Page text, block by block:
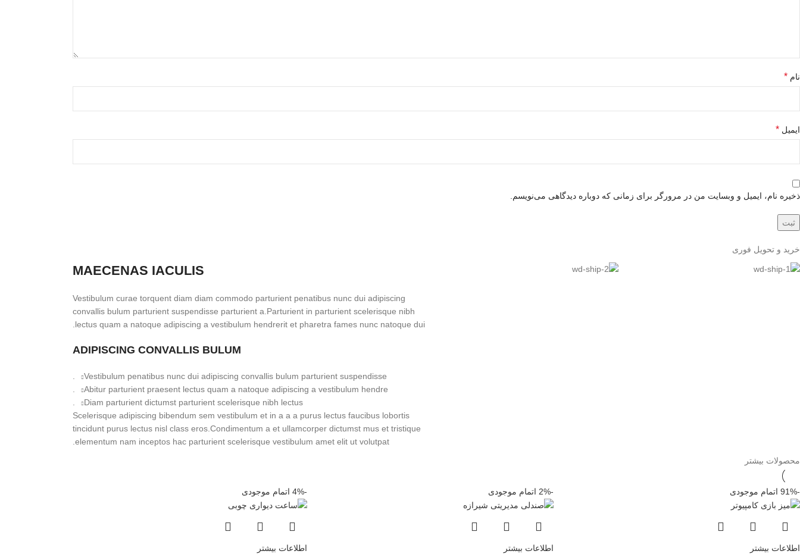
نام *
ایمیل *
ذخیره نام، ایمیل و وبسایت من در مرورگر برای زمانی که دوباره دیدگاهی می‌نویسم.
خرید و تحویل فوری
MAECENAS IACULIS
Vestibulum curae torquent diam diam commodo parturient penatibus nunc dui adipiscing
convallis bulum parturient suspendisse parturient a.Parturient in parturient scelerisque nibh
lectus quam a natoque adipiscing a vestibulum hendrerit et pharetra fames nunc natoque dui.
ADIPISCING CONVALLIS BULUM
Vestibulum penatibus nunc dui adipiscing convallis bulum parturient suspendisse.
Abitur parturient praesent lectus quam a natoque adipiscing a vestibulum hendre.
Diam parturient dictumst parturient scelerisque nibh lectus.
Scelerisque adipiscing bibendum sem vestibulum et in a a a purus lectus faucibus lobortis
tincidunt purus lectus nisl class eros.Condimentum a et ullamcorper dictumst mus et tristique
elementum nam inceptos hac parturient scelerisque vestibulum amet elit ut volutpat.
محصولات بیشتر
-91% اتمام موجودی
اطلاعات بیشتر
-2% اتمام موجودی
اطلاعات بیشتر
-4% اتمام موجودی
اطلاعات بیشتر